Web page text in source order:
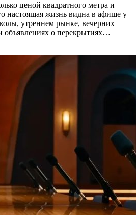
ценой квадратного метра и
настоящая жизнь видна в афише у
утреннем рынке, вечерних
объявлениях о перекрытиях…